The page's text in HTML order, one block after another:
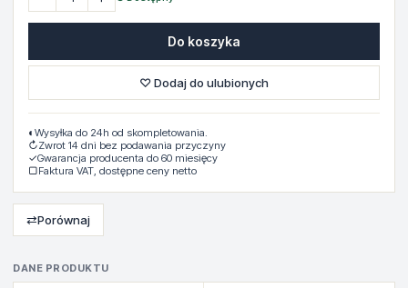
DANE PRODUKTU
Do koszyka
♡ Dodaj do ulubionych
◐ Wysyłka do 24h od skompletowania.
↻Zwrot 14 dni bez podawania przyczyny
✓Gwarancja producenta do 60 miesięcy
▢Faktura VAT, dostępne ceny netto
⇄Porównaj